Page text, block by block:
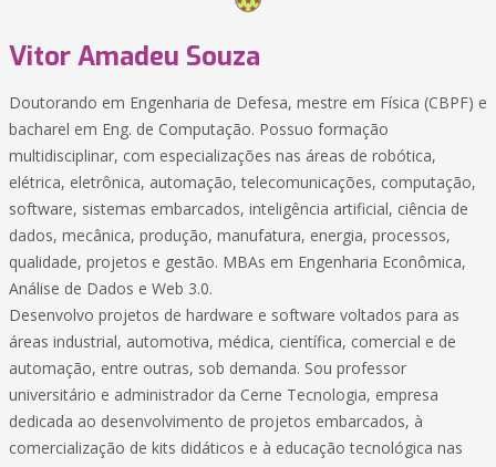
Vitor Amadeu Souza
Doutorando em Engenharia de Defesa, mestre em Física (CBPF) e
bacharel em Eng. de Computação. Possuo formação
multidisciplinar, com especializações nas áreas de robótica,
elétrica, eletrônica, automação, telecomunicações, computação,
software, sistemas embarcados, inteligência artificial, ciência de
dados, mecânica, produção, manufatura, energia, processos,
qualidade, projetos e gestão. MBAs em Engenharia Econômica,
Análise de Dados e Web 3.0.
Desenvolvo projetos de hardware e software voltados para as
áreas industrial, automotiva, médica, científica, comercial e de
automação, entre outras, sob demanda. Sou professor
universitário e administrador da Cerne Tecnologia, empresa
dedicada ao desenvolvimento de projetos embarcados, à
comercialização de kits didáticos e à educação tecnológica nas